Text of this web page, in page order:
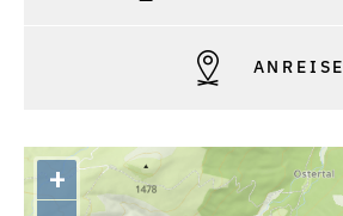
ANREISE
+